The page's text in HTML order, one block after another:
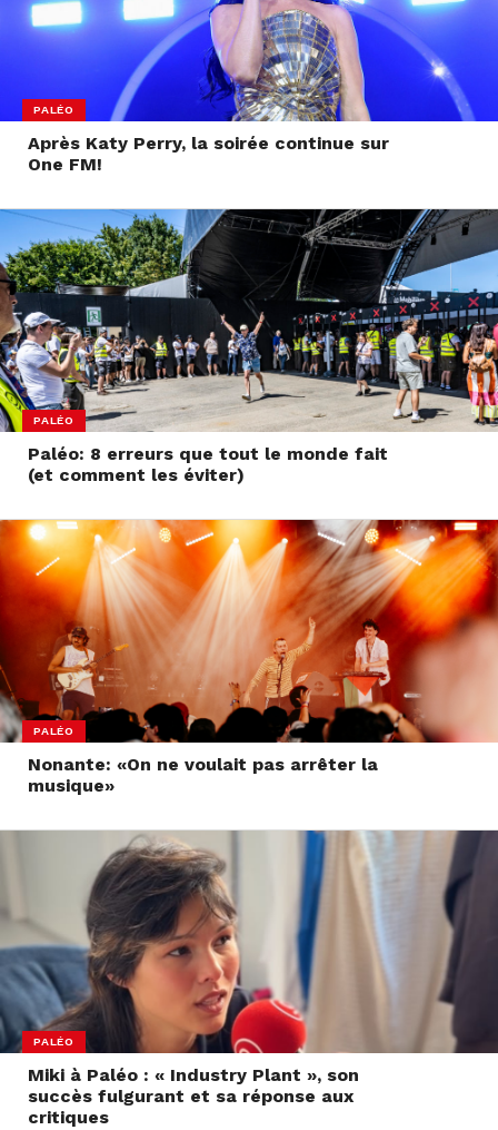
PALÉO
Après Katy Perry, la soirée continue sur
One FM!
PALÉO
Paléo: 8 erreurs que tout le monde fait
(et comment les éviter)
PALÉO
Nonante: «On ne voulait pas arrêter la
musique»
PALÉO
Miki à Paléo : « Industry Plant », son
succès fulgurant et sa réponse aux
critiques